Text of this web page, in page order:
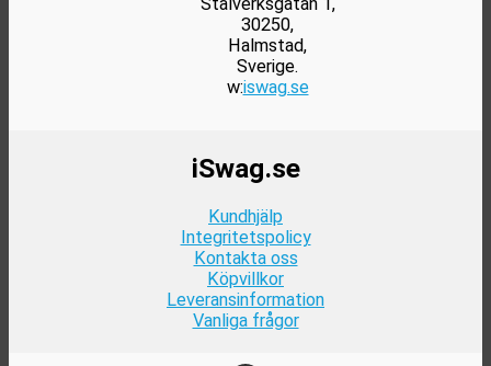
30250,
Halmstad,
Sverige.
w:iswag.se
iSwag.se
Kundhjälp
Integritetspolicy
Kontakta oss
Köpvillkor
Leveransinformation
Vanliga frågor